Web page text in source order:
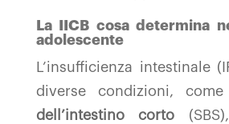
La IICB cosa determina
adolescente
L’insufficienza intestinale
diverse condizioni,
dell’intestino corto